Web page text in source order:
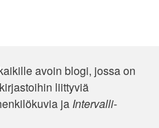
avoin blogi, jossa on
liittyviä
ja Intervalli-